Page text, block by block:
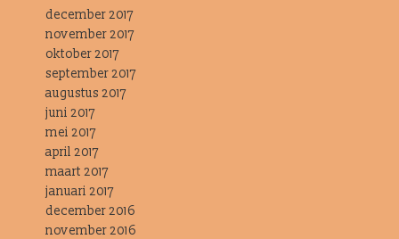
december 2017
november 2017
oktober 2017
september 2017
augustus 2017
juni 2017
mei 2017
april 2017
maart 2017
januari 2017
december 2016
november 2016